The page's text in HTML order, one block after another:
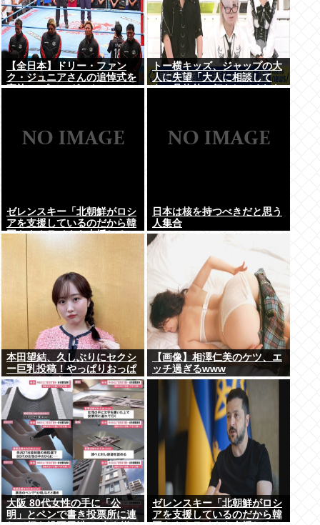
【全日本】ドリー・ファン
ク・ジュニアさんの追悼式を
実施 スピニング・トー・ホー
トー横キッズ、ジャップの大
人に失望「大人に相談して
も、具体的に何もしてくれな
ゼレンスキー「北朝鮮がロシ
アを支援しているのだから韓
国もウクライナを支援しろ」
日本は核を持つべきだと思う
人集合
本田望結、久しぶりにセクシ
ー巨乳投稿！やっぱりおっぱ
いでかかった！
【画像】相澤仁美のケツ、エ
ッチ過ぎるwww
大阪 80代女性の手に「公
明」とペンで書き投票所に連
ゼレンスキー「北朝鮮がロシ
アを支援しているのだから韓